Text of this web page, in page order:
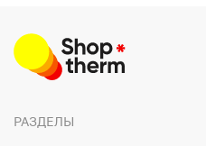
РАЗДЕЛЫ